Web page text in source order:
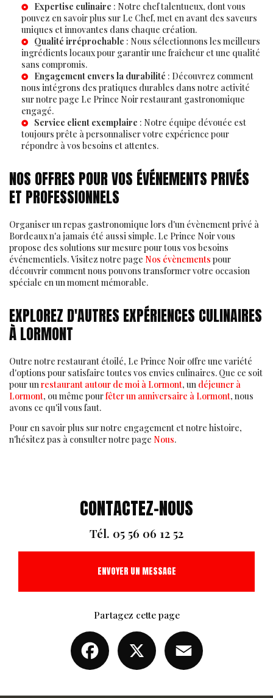
Expertise culinaire : Notre chef talentueux, dont vous
pouvez en savoir plus sur Le Chef, met en avant des saveurs
uniques et innovantes dans chaque création.
Qualité irréprochable : Nous sélectionnons les meilleurs
ingrédients locaux pour garantir une fraîcheur et une qualité
sans compromis.
Engagement envers la durabilité : Découvrez comment
nous intégrons des pratiques durables dans notre activité
sur notre page Le Prince Noir restaurant gastronomique
engagé.
Service client exemplaire : Notre équipe dévouée est
toujours prête à personnaliser votre expérience pour
répondre à vos besoins et attentes.
NOS OFFRES POUR VOS ÉVÉNEMENTS PRIVÉS
ET PROFESSIONNELS
Organiser un repas gastronomique lors d'un évènement privé à
Bordeaux n'a jamais été aussi simple. Le Prince Noir vous
propose des solutions sur mesure pour tous vos besoins
événementiels. Visitez notre page Nos évènements pour
découvrir comment nous pouvons transformer votre occasion
spéciale en un moment mémorable.
EXPLOREZ D'AUTRES EXPÉRIENCES CULINAIRES
À LORMONT
Outre notre restaurant étoilé, Le Prince Noir offre une variété
d'options pour satisfaire toutes vos envies culinaires. Que ce soit
pour unrestaurant autour de moi à Lormont, un déjeuner à
Lormont, ou même pourfêter un anniversaire à Lormont, nous
avons ce qu'il vous faut.
Pour en savoir plus sur notre engagement et notre histoire,
n'hésitez pas à consulter notre page Nous.
CONTACTEZ-NOUS
Tél. 05 56 06 12 52
ENVOYER UN MESSAGE
Partagez cette page
Facebook